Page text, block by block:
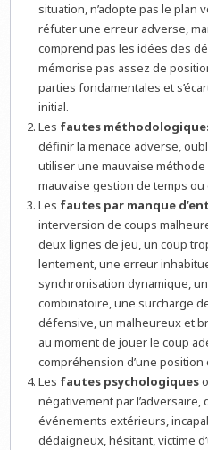
situation, n’adopte pas le plan
réfuter une erreur adverse,
comprend pas les idées des
mémorise pas assez de
parties fondamentales et
initial.
Les fautes
définir la menace adverse,
utiliser une mauvaise
mauvaise gestion de temps ou
Les fautes par manque
interversion de coups
deux lignes de jeu, un coup
lentement, une erreur
synchronisation dynamique,
combinatoire, une surcharge
défensive, un malheureux et
au moment de jouer le coup
compréhension d’une position
Les fautes psychologiques
négativement par l’adversaire,
événements extérieurs,
dédaigneux, hésitant, victime